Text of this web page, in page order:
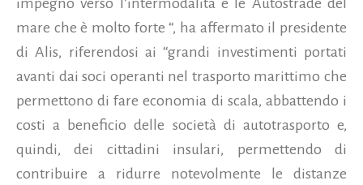
impegno verso l’intermodalità e le Autostrade del
mare che è molto forte “, ha affermato il presidente
di Alis, riferendosi ai “grandi investimenti portati
avanti dai soci operanti nel trasporto marittimo che
permettono di fare economia di scala, abbattendo i
costi a beneficio delle società di autotrasporto e,
quindi, dei cittadini insulari, permettendo di
contribuire a ridurre notevolmente le distanze